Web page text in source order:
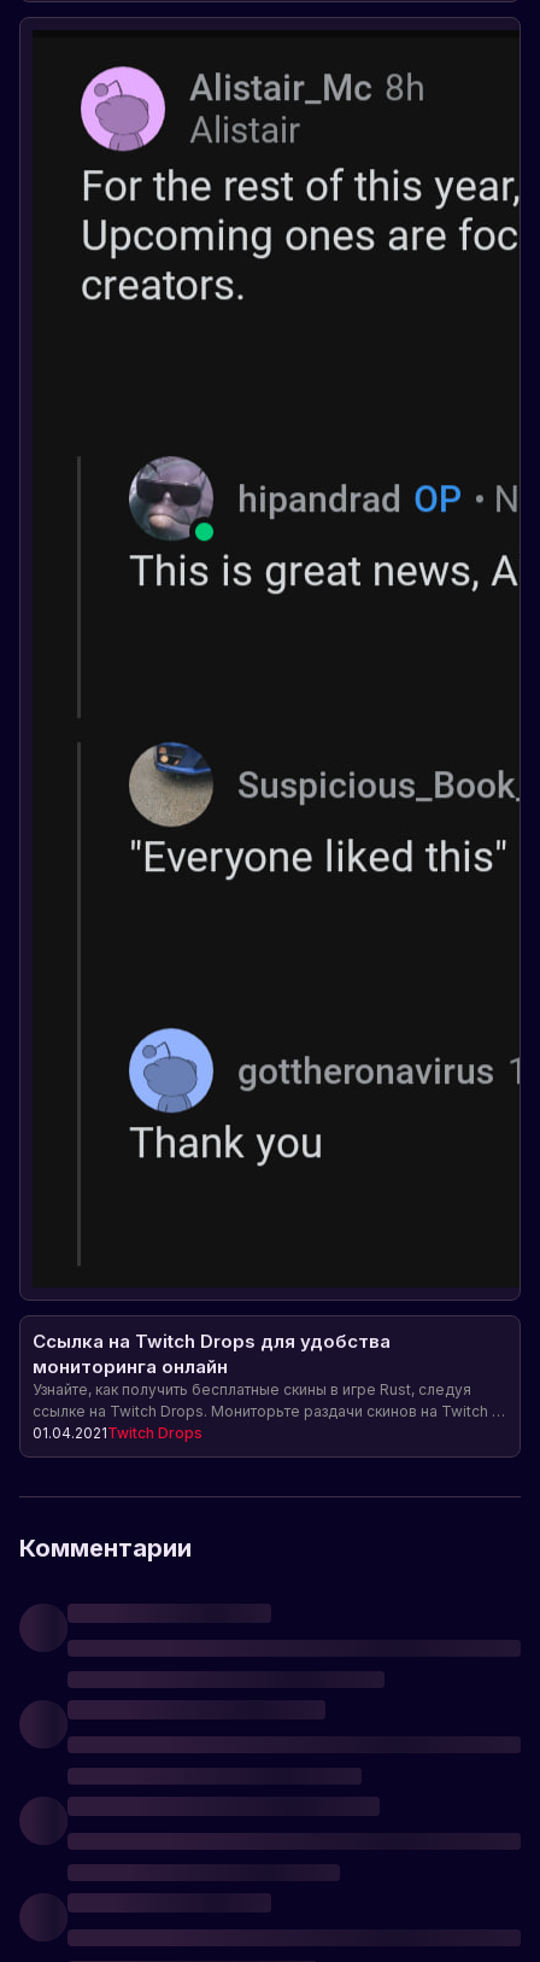
Ссылка на Twitch Drops для удобства
мониторинга онлайн
Узнайте, как получить бесплатные скины в игре Rust, следуя
ссылке на Twitch Drops. Мониторьте раздачи скинов на Twitch и
не пропускайте возможность получить редкие предметы для
своего персонажа.
01.04.2021Twitch Drops
Комментарии